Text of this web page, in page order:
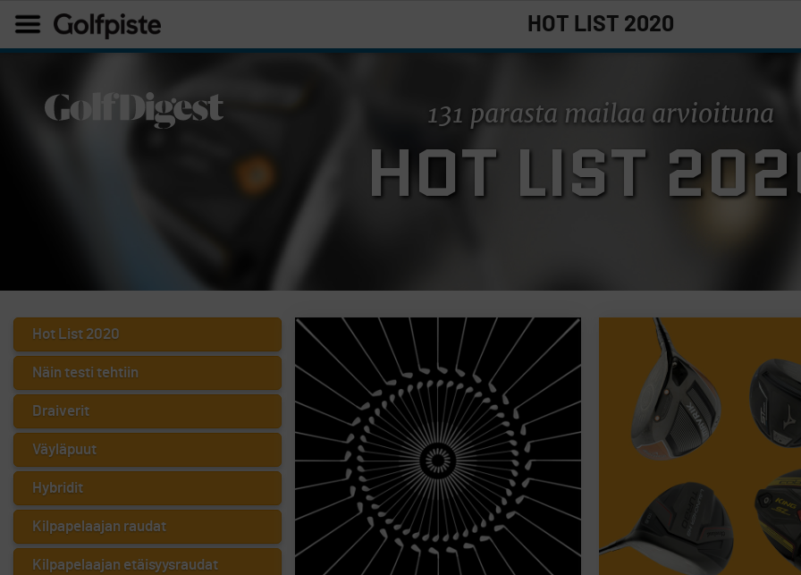
HOT LIST 2020
131 parasta mailaa arvioituna
HOT LIST
Hot List 2020
Näin testi tehtiin
Draiverit
Väyläpuut
Hybridit
Kilpapelaajan raudat
Kilpapelaajan etäisyysraudat